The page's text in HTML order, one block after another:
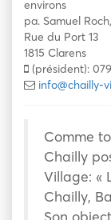
environs
pa. Samuel
Rue du Port 13
1815 Clarens
(président):
info@chailly-
Comme
Chailly
Village: «
Chailly,